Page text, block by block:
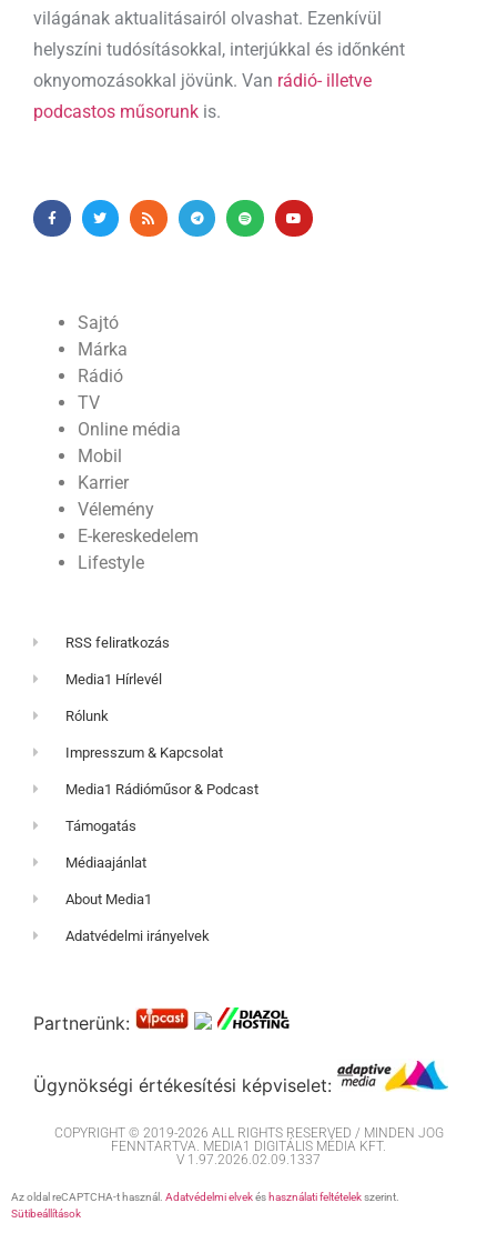
világának aktualitásairól olvashat. Ezenkívül
helyszíni tudósításokkal, interjúkkal és időnként
oknyomozásokkal jövünk. Van rádió- illetve
podcastos műsorunk is.
Sajtó
Márka
Rádió
TV
Online média
Mobil
Karrier
Vélemény
E-kereskedelem
Lifestyle
RSS feliratkozás
Media1 Hírlevél
Rólunk
Impresszum & Kapcsolat
Media1 Rádióműsor & Podcast
Támogatás
Médiaajánlat
About Media1
Adatvédelmi irányelvek
Partnerünk:
Ügynökségi értékesítési képviselet:
COPYRIGHT © 2019-2026 ALL RIGHTS RESERVED / MINDEN JOG
FENNTARTVA. MEDIA1 DIGITÁLIS MÉDIA KFT.
V 1.97.2026.02.09.1337
Az oldal reCAPTCHA-t használ. Adatvédelmi elvekés használati feltételekszerint.
Sütibeállítások